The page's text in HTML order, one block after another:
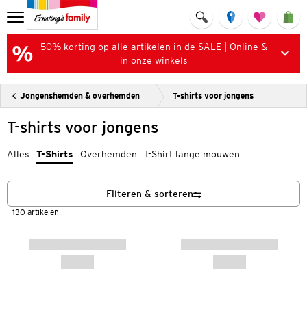
50% korting op alle artikelen in de SALE | Online &
in onze winkels
Jongenshemden & overhemden T-shirts voor jongens
T-shirts voor jongens
Alles T-Shirts Overhemden T-Shirt lange mouwen
130 artikelen
Filteren & sorteren